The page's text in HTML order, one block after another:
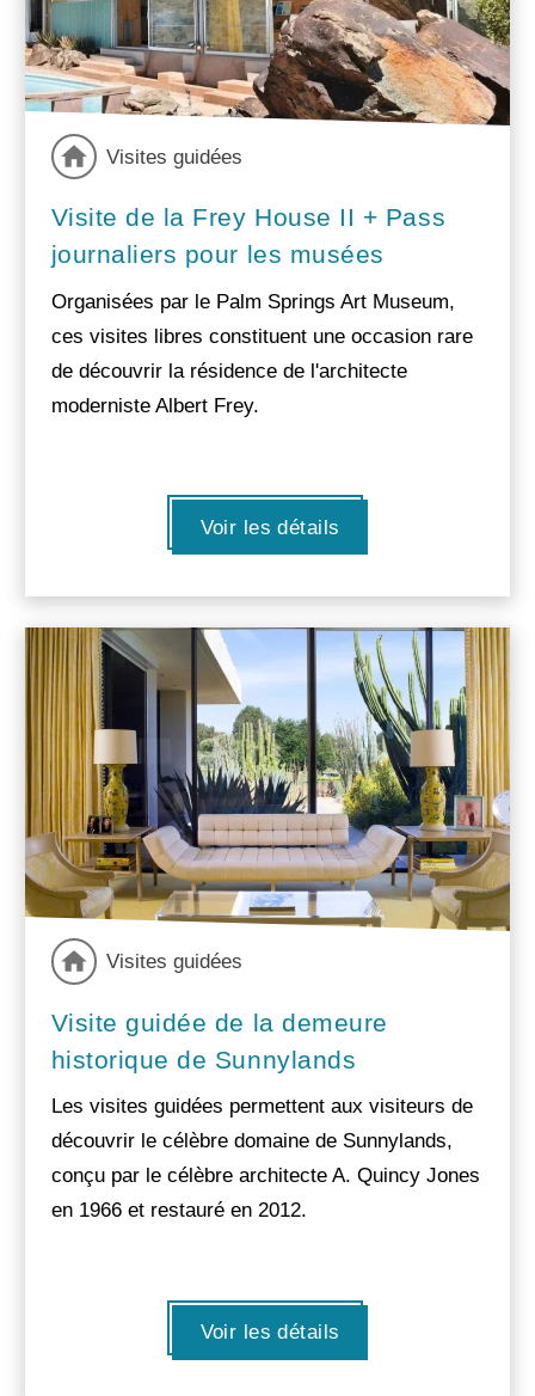
Visites guidées
Visite de la Frey House II + Pass
journaliers pour les musées
Organisées par le Palm Springs Art Museum,
ces visites libres constituent une occasion rare
de découvrir la résidence de l'architecte
moderniste Albert Frey.
Voir les détails
Visites guidées
Visite guidée de la demeure
historique de Sunnylands
Les visites guidées permettent aux visiteurs de
découvrir le célèbre domaine de Sunnylands,
conçu par le célèbre architecte A. Quincy Jones
en 1966 et restauré en 2012.
Voir les détails